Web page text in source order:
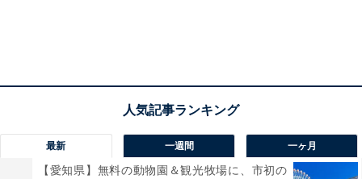
最新 一週間 一ヶ月
【愛知県】無料の動物園＆観光牧場に、市初の